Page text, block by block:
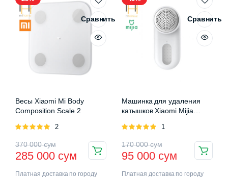
Сравнить
Весы Xiaomi Mi Body
Composition Scale 2
Оценка
2
370 000сум
285 000 сум
Платная доставка по городу
Сравнить
Машинка для удаления
катышков Xiaomi Mijia
Оценка
1
170 000сум
95 000 сум
Платная доставка по городу